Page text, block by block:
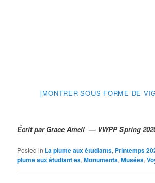
[MONTRER SOUS FORME DE
Écrit par Grace Amell — VWPPSpring
Posted in La plume aux étudiants, Printemps
plume aux étudiant·es,Monuments,Musées,